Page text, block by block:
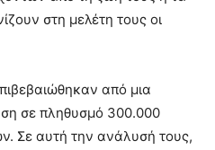
στη μελέτη τους οι
από μια
σε πληθυσμό 300.000
Σε αυτή την ανάλυσή τους,